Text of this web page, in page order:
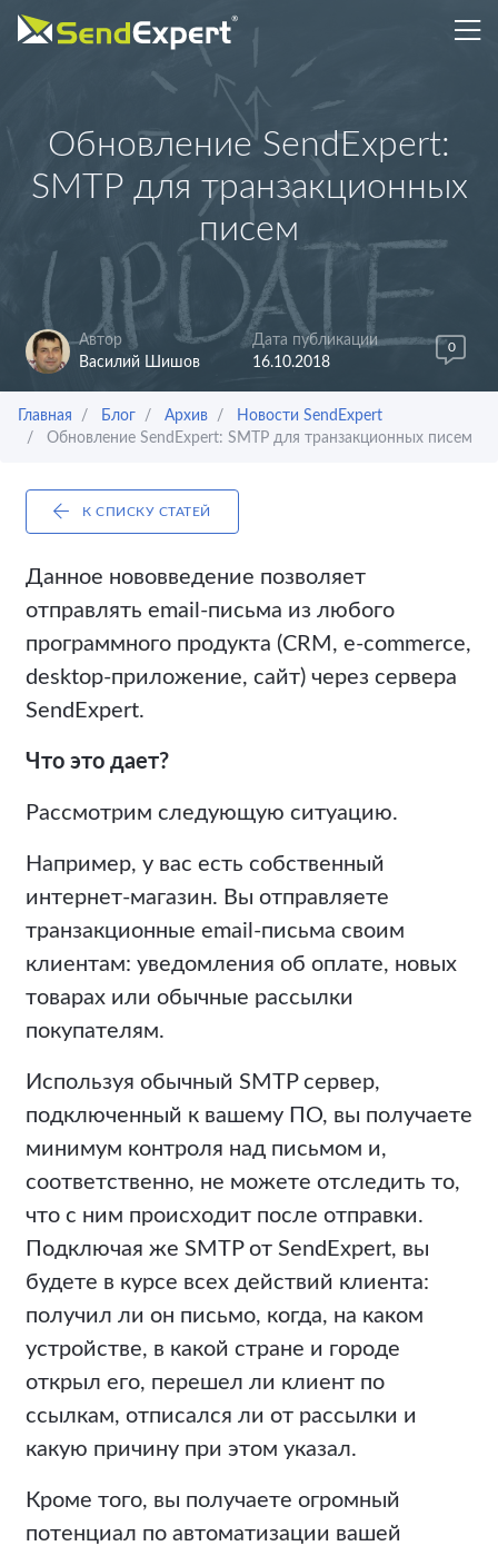
Обновление SendExpert:
SMTP для транзакционных
писем
Автор
Василий Шишов
Дата публикации
16.10.2018
0
Главная Блог Архив
Новости SendExpert
Обновление SendExpert: SMTP для транзакционных писем
К СПИСКУ СТАТЕЙ
Данное нововведение позволяет
отправлять email-письма из любого
программного продукта (CRM, e-commerce,
desktop-приложение, сайт) через сервера
SendExpert.
Что это дает?
Рассмотрим следующую ситуацию.
Например, у вас есть собственный
интернет-магазин. Вы отправляете
транзакционные email-письма своим
клиентам: уведомления об оплате, новых
товарах или обычные рассылки
покупателям.
Используя обычный SMTP сервер,
подключенный к вашему ПО, вы получаете
минимум контроля над письмом и,
соответственно, не можете отследить то,
что с ним происходит после отправки.
Подключая же SMTP от SendExpert, вы
будете в курсе всех действий клиента:
получил ли он письмо, когда, на каком
устройстве, в какой стране и городе
открыл его, перешел ли клиент по
ссылкам, отписался ли от рассылки и
какую причину при этом указал.
Кроме того, вы получаете огромный
потенциал по автоматизации вашей